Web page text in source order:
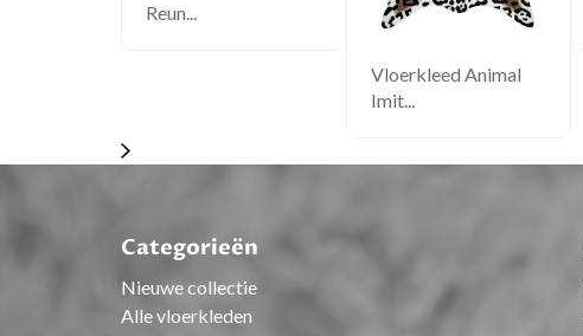
Reun...
Vloerkleed Animal
Imit...
Categorieën
Nieuwe collectie
Alle vloerkleden